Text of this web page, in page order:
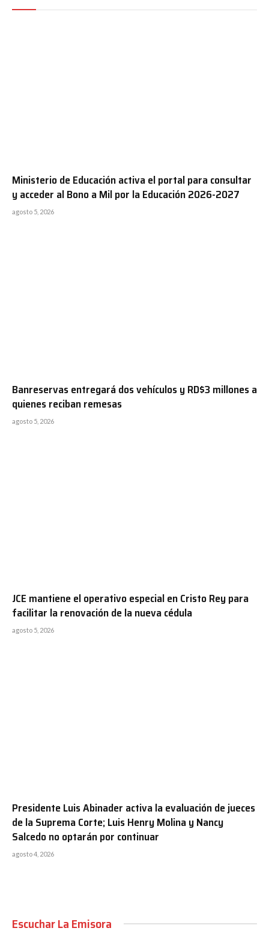
Ministerio de Educación activa el portal para consultar
y acceder al Bono a Mil por la Educación 2026-2027
agosto 5, 2026
Banreservas entregará dos vehículos y RD$3 millones a
quienes reciban remesas
agosto 5, 2026
JCE mantiene el operativo especial en Cristo Rey para
facilitar la renovación de la nueva cédula
agosto 5, 2026
Presidente Luis Abinader activa la evaluación de jueces
de la Suprema Corte; Luis Henry Molina y Nancy
Salcedo no optarán por continuar
agosto 4, 2026
Escuchar La Emisora